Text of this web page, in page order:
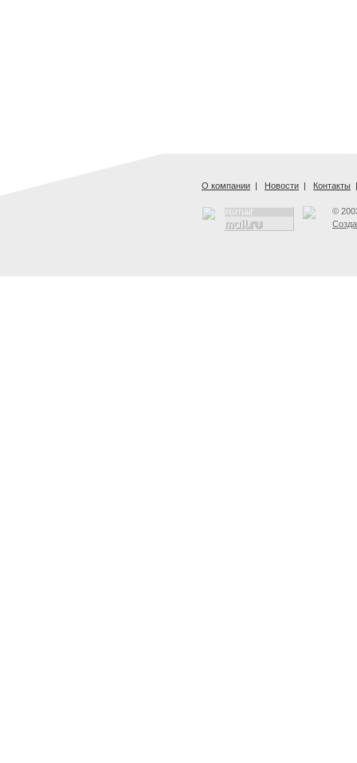
О компании | Новости | Контакты |
©